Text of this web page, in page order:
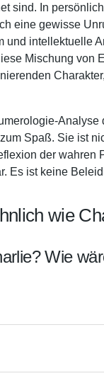
sind. In
eine gewisse
und intellektuelle
Mischung von
Analyse
Spaß. Sie ist
der wahren
Es ist keine
wie
Wie